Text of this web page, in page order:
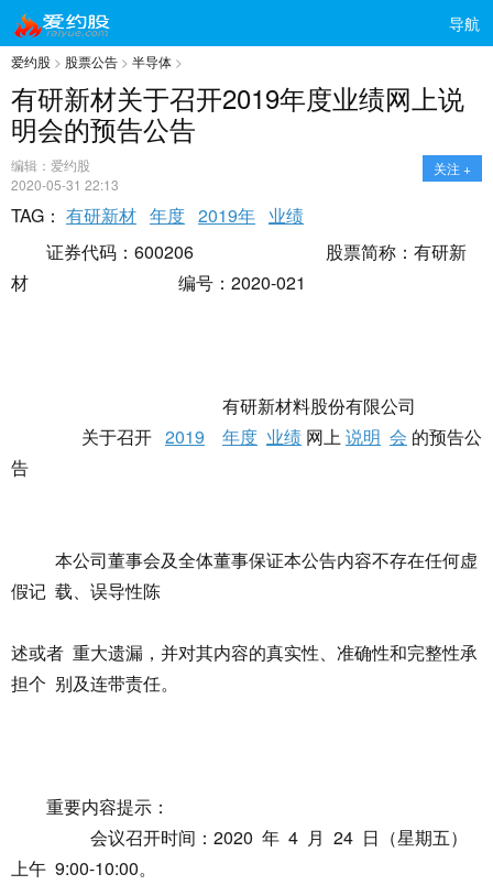
导航
爱约股 > 股票公告 > 半导体 >
有研新材关于召开2019年度业绩网上说
明会的预告公告
编辑：爱约股
2020-05-31 22:13
关注 +
TAG： 有研新材 年度 2019年 业绩
证券代码：600206 股票简称：有研新
材 编号：2020-021
有研新材料股份有限公司
关于召开 2019 年度 业绩 网上说明 会 的预告公
告
本公司董事会及全体董事保证本公告内容不存在任何虚
假记 载、误导性陈
述或者 重大遗漏，并对其内容的真实性、准确性和完整性承
担个 别及连带责任。
重要内容提示：
会议召开时间：2020 年 4 月 24 日（星期五）
上午 9:00-10:00。